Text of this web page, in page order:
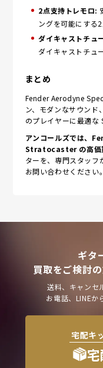
2点支持トレモロ:
ングを可能にする
ダイキャストチュ
ダイキャストチュ
まとめ
Fender Aerodyne
ン、モダンなサウン
のプレイヤーに最適な
アンコールズでは、
Stratocaster の高価
ターを、専門スタッフ
お問い合わせください。
ギタ
買取をご検討
送料、キャンセ
お電話、LINEか
宅配キ